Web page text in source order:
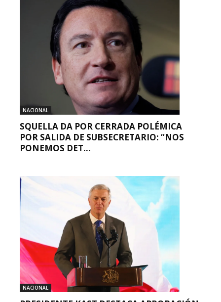
NACIONAL
SQUELLA DA POR CERRADA POLÉMICA
POR SALIDA DE SUBSECRETARIO: “NOS
PONEMOS DET...
NACIONAL